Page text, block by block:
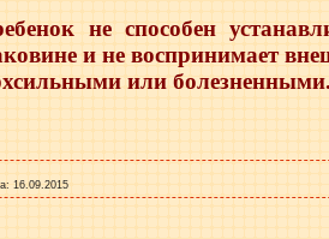
не способен
и не воспринимает
или болезненными.
16.09.2015